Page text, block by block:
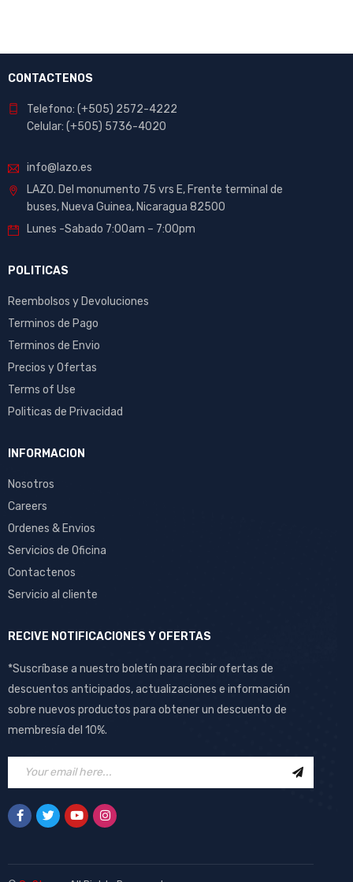
CONTACTENOS
Telefono: (+505) 2572-4222
Celular: (+505) 5736-4020
info@lazo.es
LAZO. Del monumento 75 vrs E, Frente terminal de
buses, Nueva Guinea, Nicaragua 82500
Lunes -Sabado 7:00am – 7:00pm
POLITICAS
Reembolsos y Devoluciones
Terminos de Pago
Terminos de Envio
Precios y Ofertas
Terms of Use
Politicas de Privacidad
INFORMACION
Nosotros
Careers
Ordenes & Envios
Servicios de Oficina
Contactenos
Servicio al cliente
RECIVE NOTIFICACIONES Y OFERTAS
*Suscríbase a nuestro boletín para recibir ofertas de
descuentos anticipados, actualizaciones e información
sobre nuevos productos para obtener un descuento de
membresía del 10%.